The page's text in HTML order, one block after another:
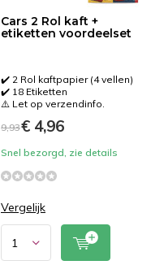
Cars 2 Rol kaft +
etiketten voordeelset
✔️ 2 Rol kaftpapier (4 vellen)
✔️ 18 Etiketten
⚠️ Let op verzendinfo.
9,93€ 4,96
Snel bezorgd, zie details
Vergelijk